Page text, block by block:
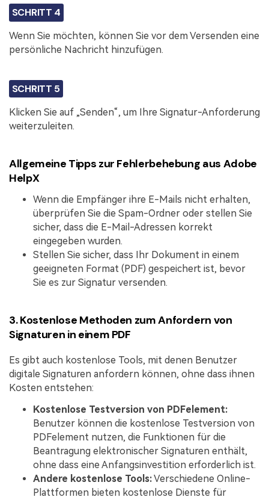
SCHRITT 4
Wenn Sie möchten, können Sie vor dem Versenden eine
persönliche Nachricht hinzufügen.
SCHRITT 5
Klicken Sie auf „Senden“, um Ihre Signatur-Anforderung
weiterzuleiten.
Allgemeine Tipps zur Fehlerbehebung aus Adobe
HelpX
Wenn die Empfänger ihre E-Mails nicht erhalten,
überprüfen Sie die Spam-Ordner oder stellen Sie
sicher, dass die E-Mail-Adressen korrekt
eingegeben wurden.
Stellen Sie sicher, dass Ihr Dokument in einem
geeigneten Format (PDF) gespeichert ist, bevor
Sie es zur Signatur versenden.
3. Kostenlose Methoden zum Anfordern von
Signaturen in einem PDF
Es gibt auch kostenlose Tools, mit denen Benutzer
digitale Signaturen anfordern können, ohne dass ihnen
Kosten entstehen:
Kostenlose Testversion von PDFelement:
Benutzer können die kostenlose Testversion von
PDFelement nutzen, die Funktionen für die
Beantragung elektronischer Signaturen enthält,
ohne dass eine Anfangsinvestition erforderlich ist.
Andere kostenlose Tools:Verschiedene Online-
Plattformen bieten kostenlose Dienste für